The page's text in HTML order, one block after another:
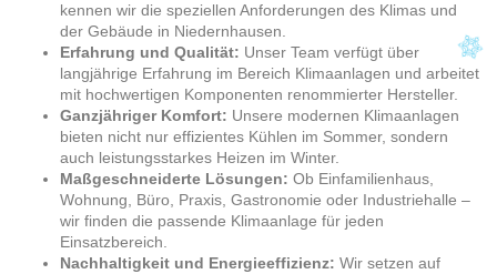
kennen wir die speziellen Anforderungen des Klimas und
der Gebäude in Niedernhausen.
Erfahrung und Qualität: Unser Team verfügt über
langjährige Erfahrung im Bereich Klimaanlagen und arbeitet
mit hochwertigen Komponenten renommierter Hersteller.
Ganzjähriger Komfort: Unsere modernen Klimaanlagen
bieten nicht nur effizientes Kühlen im Sommer, sondern
auch leistungsstarkes Heizen im Winter.
Maßgeschneiderte Lösungen: Ob Einfamilienhaus,
Wohnung, Büro, Praxis, Gastronomie oder Industriehalle –
wir finden die passende Klimaanlage für jeden
Einsatzbereich.
Nachhaltigkeit und Energieeffizienz: Wir setzen auf